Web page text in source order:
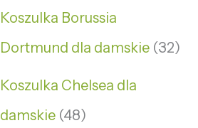
Koszulka Borussia
Dortmund dla damskie 32
Koszulka Chelsea dla
damskie 48